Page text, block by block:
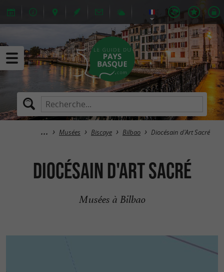
Musées Biscaye Bilbao Diocésain d'Art Sacré
Diocésain d'Art Sacré
Musées à Bilbao